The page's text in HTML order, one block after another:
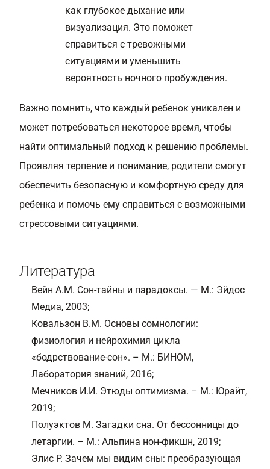
как глубокое дыхание или
визуализация. Это поможет
справиться с тревожными
ситуациями и уменьшить
вероятность ночного пробуждения.
Важно помнить, что каждый ребенок уникален и
может потребоваться некоторое время, чтобы
найти оптимальный подход к решению проблемы.
Проявляя терпение и понимание, родители смогут
обеспечить безопасную и комфортную среду для
ребенка и помочь ему справиться с возможными
стрессовыми ситуациями.
Литература
Вейн А.М. Сон-тайны и парадоксы. — М.: Эйдос
Медиа, 2003;
Ковальзон В.М. Основы сомнологии:
физиология и нейрохимия цикла
«бодрствование-сон». – М.: БИНОМ,
Лаборатория знаний, 2016;
Мечников И.И. Этюды оптимизма. – М.: Юрайт,
2019;
Полуэктов М. Загадки сна. От бессонницы до
летаргии. – М.: Альпина нон-фикшн, 2019;
Элис Р. Зачем мы видим сны: преобразующая